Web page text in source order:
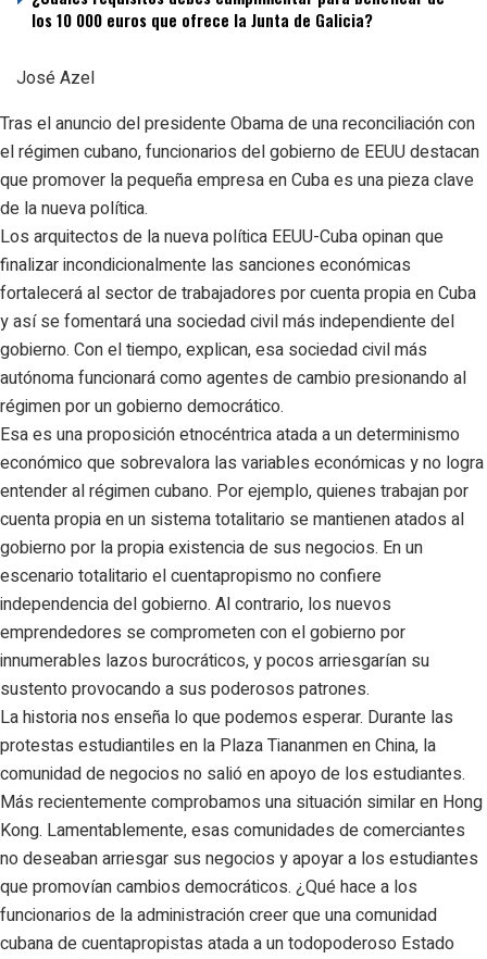
los 10 000 euros que ofrece la Junta de Galicia?
José Azel
Tras el anuncio del presidente Obama de una reconciliación con
el régimen cubano, funcionarios del gobierno de EEUU destacan
que promover la pequeña empresa en Cuba es una pieza clave
de la nueva política.
Los arquitectos de la nueva política EEUU-Cuba opinan que
finalizar incondicionalmente las sanciones económicas
fortalecerá al sector de trabajadores por cuenta propia en Cuba
y así se fomentará una sociedad civil más independiente del
gobierno. Con el tiempo, explican, esa sociedad civil más
autónoma funcionará como agentes de cambio presionando al
régimen por un gobierno democrático.
Esa es una proposición etnocéntrica atada a un determinismo
económico que sobrevalora las variables económicas y no logra
entender al régimen cubano. Por ejemplo, quienes trabajan por
cuenta propia en un sistema totalitario se mantienen atados al
gobierno por la propia existencia de sus negocios. En un
escenario totalitario el cuentapropismo no confiere
independencia del gobierno. Al contrario, los nuevos
emprendedores se comprometen con el gobierno por
innumerables lazos burocráticos, y pocos arriesgarían su
sustento provocando a sus poderosos patrones.
La historia nos enseña lo que podemos esperar. Durante las
protestas estudiantiles en la Plaza Tiananmen en China, la
comunidad de negocios no salió en apoyo de los estudiantes.
Más recientemente comprobamos una situación similar en Hong
Kong. Lamentablemente, esas comunidades de comerciantes
no deseaban arriesgar sus negocios y apoyar a los estudiantes
que promovían cambios democráticos. ¿Qué hace a los
funcionarios de la administración creer que una comunidad
cubana de cuentapropistas atada a un todopoderoso Estado